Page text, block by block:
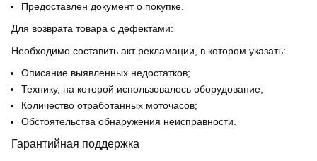
Предоставлен документ о покупке.
Для возврата товара с дефектами:
Необходимо составить акт рекламации, в котором указать:
Описание выявленных недостатков;
Технику, на которой использовалось оборудование;
Количество отработанных моточасов;
Обстоятельства обнаружения неисправности.
Гарантийная поддержка